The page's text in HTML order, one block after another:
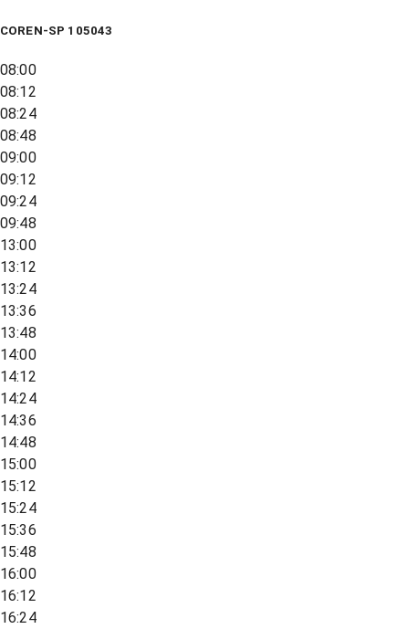
COREN-SP 105043
08:00
08:12
08:24
08:48
09:00
09:12
09:24
09:48
13:00
13:12
13:24
13:36
13:48
14:00
14:12
14:24
14:36
14:48
15:00
15:12
15:24
15:36
15:48
16:00
16:12
16:24